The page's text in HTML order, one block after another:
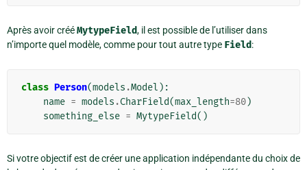
Après avoir crééMytypeField, il est possible de l’utiliser dans
n’importe quel modèle, comme pour tout autre type Field:
class Person(models .Model ):
name = models .CharField(max_length=80)
something_else = MytypeField()
Si votre objectif est de créer une application indépendante du choix de